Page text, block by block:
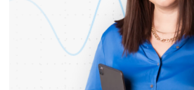
Чек-лист«7 шагов к
наведению порядка в личных
финансах за неделю»
Подарок за регистрацию